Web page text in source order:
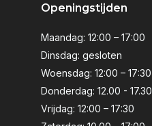
Openingstijden
Maandag: 12:00 – 17:00
Dinsdag: gesloten
Woensdag: 12:00 – 17:30
Donderdag: 12.00 - 17.30
Vrijdag: 12:00 – 17:30